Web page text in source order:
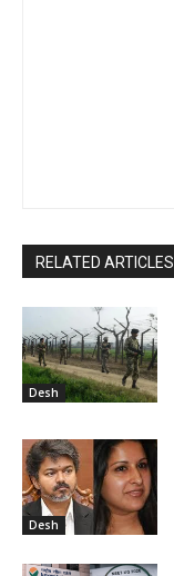
RELATED ARTICLES
Desh
Desh